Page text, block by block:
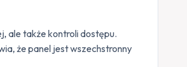
ale także kontroli dostępu.
że panel jest wszechstronny